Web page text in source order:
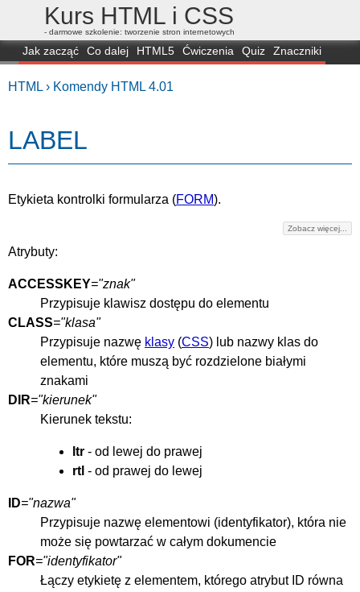
Kurs HTML i CSS
- darmowe szkolenie: tworzenie stron internetowych
Jak zacząć Co dalej HTML5 Ćwiczenia Quiz
Znaczniki
HTML › Komendy HTML 4.01
LABEL
Etykieta kontrolki formularza (FORM).
Zobacz więcej...
Atrybuty:
ACCESSKEY="znak"
Przypisuje klawisz dostępu do elementu
CLASS="klasa"
Przypisuje nazwę klasy (CSS) lub nazwy klas do
elementu, które muszą być rozdzielone białymi
znakami
DIR="kierunek"
Kierunek tekstu:
ltr - od lewej do prawej
rtl - od prawej do lewej
ID="nazwa"
Przypisuje nazwę elementowi (identyfikator), która nie
może się powtarzać w całym dokumencie
FOR="identyfikator"
Łączy etykietę z elementem, którego atrybut ID równa